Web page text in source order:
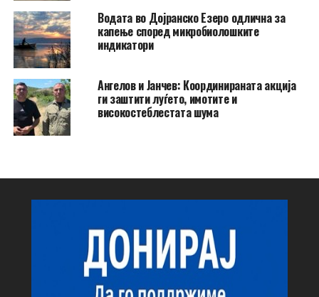
Водата во Дојранско Езеро одлична за
капење според микробиолошките
индикатори
Ангелов и Јанчев: Координираната акција
ги заштити луѓето, имотите и
високостеблестата шума